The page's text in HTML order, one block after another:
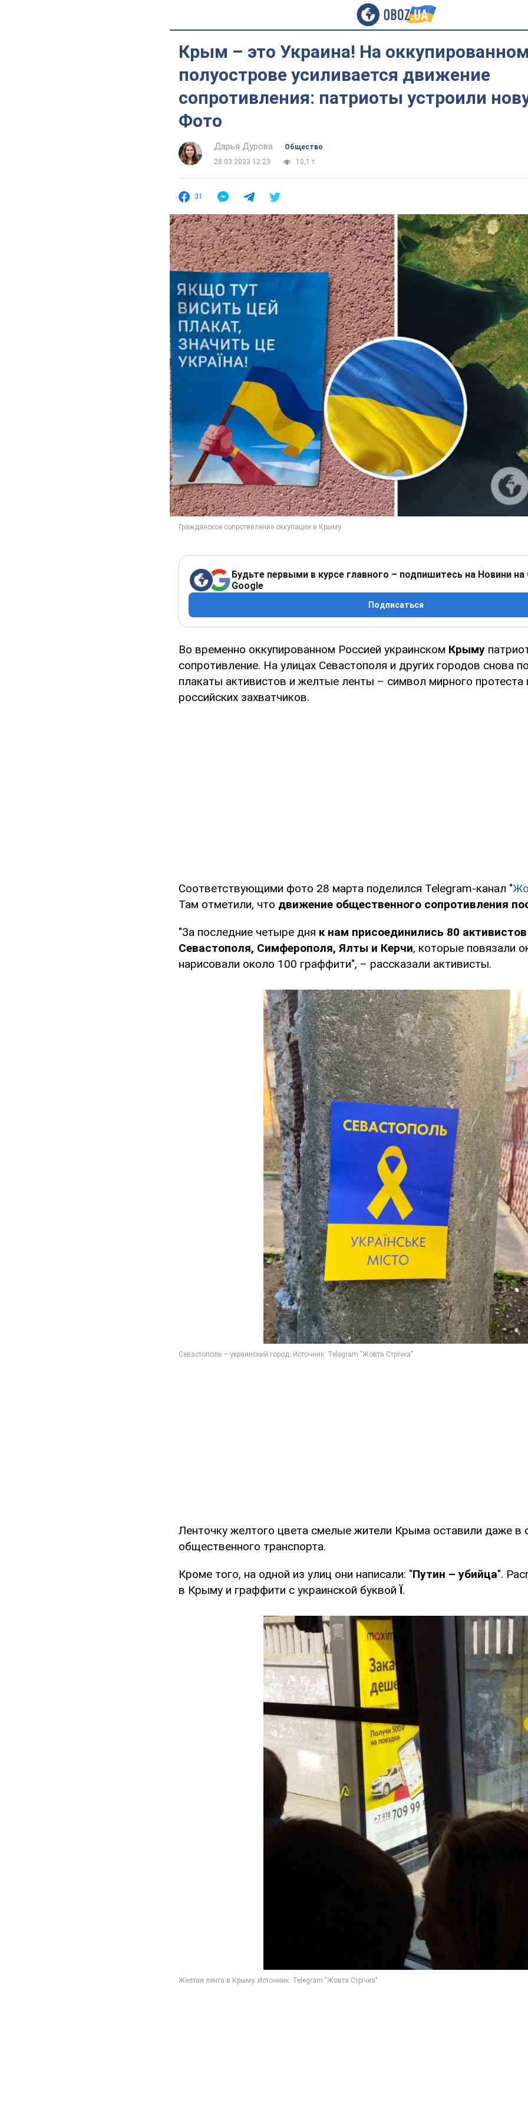
Крым – это Украина! На оккупированном
полуострове усиливается движение
сопротивления: патриоты устроили
Фото
Дарья Дурова
Общество
28.03.2023 12:23
10,1 т.
31
Будьте первыми в курсе главного – подпишитесь на Новини на
Google
Подписаться
Во временно оккупированном Россией украинском Крыму
сопротивление. На улицах Севастополя и других городов снова
плакаты активистов и желтые ленты – символ мирного протеста
российских захватчиков.
Соответствующими фото 28 марта поделился Telegram-канал "
Там отметили, что движение общественного сопротивления
"За последние четыре дня к нам присоединились 80 активистов
Севастополя, Симферополя, Ялты и Керчи, которые повязали
нарисовали около 100 граффити", – рассказали активисты.
Ленточку желтого цвета смелые жители Крыма оставили даже в
общественного транспорта.
Кроме того, на одной из улиц они написали: "Путин – убийца".
в Крыму и граффити с украинской буквойЇ.